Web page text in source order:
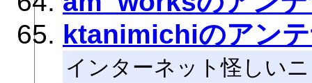
ktanimichiのアン
インターネット怪しい